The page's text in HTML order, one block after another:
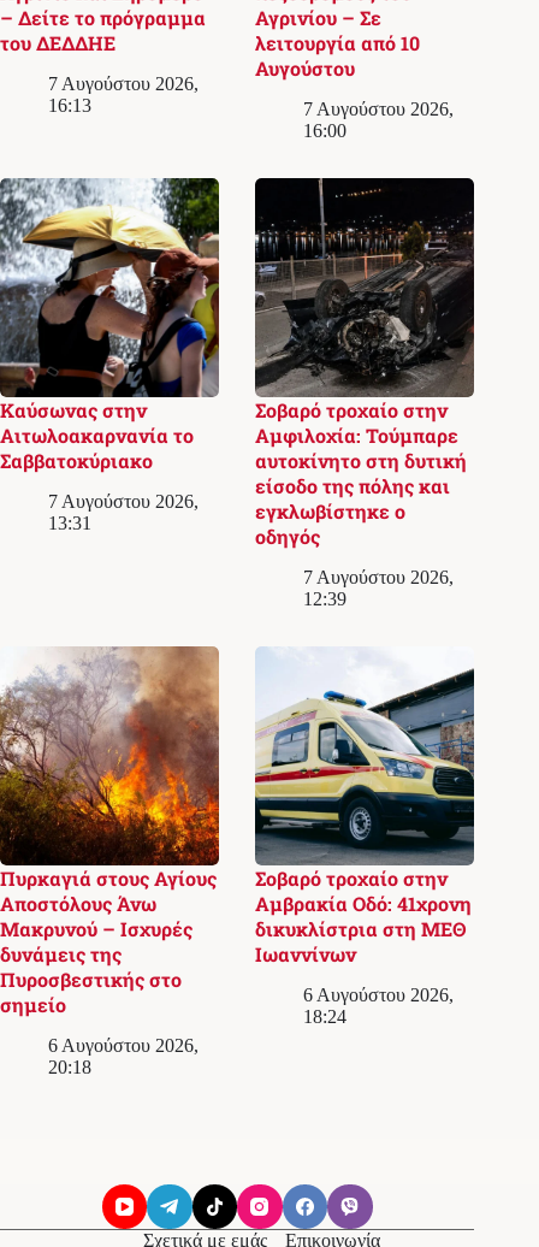
– Δείτε το πρόγραμμα
του ΔΕΔΔΗΕ
7 Αυγούστου 2026,
16:13
Αγρινίου – Σε
λειτουργία από 10
Αυγούστου
7 Αυγούστου 2026,
16:00
Καύσωνας στην
Αιτωλοακαρνανία το
Σαββατοκύριακο
7 Αυγούστου 2026,
13:31
Σοβαρό τροχαίο στην
Αμφιλοχία: Τούμπαρε
αυτοκίνητο στη δυτική
είσοδο της πόλης και
εγκλωβίστηκε ο
οδηγός
7 Αυγούστου 2026,
12:39
Πυρκαγιά στους Αγίους
Αποστόλους Άνω
Μακρυνού – Ισχυρές
δυνάμεις της
Πυροσβεστικής στο
σημείο
6 Αυγούστου 2026,
20:18
Σοβαρό τροχαίο στην
Αμβρακία Οδό: 41χρονη
δικυκλίστρια στη ΜΕΘ
Ιωαννίνων
6 Αυγούστου 2026,
18:24
Σχετικά με εμάς Επικοινωνία